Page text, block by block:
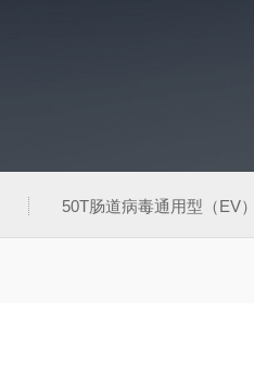
50T肠道病毒通用型（EV）荧